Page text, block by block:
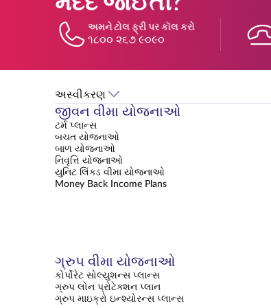
અમને ટોલ ફ્રી પર કૉલ કરો
૧૮૦૦ ૨૬૭ ૯૦૯૦
અસ્વીકરણ
જીવન વીમા યોજનાઓ
ટર્મ પ્લાન્સ
બચત યોજનાઓ
બાળ યોજનાઓ
નિવૃત્તિ યોજનાઓ
યુનિટ લિંક્ડ વીમા યોજનાઓ
Money Back Income Plans
ગ્રુપ વીમા યોજનાઓ
કોર્પોરેટ સોલ્યુશન્સ પ્લાન્સ
ગ્રુપ લોન પ્રોટેક્શન પ્લાન
ગ્રુપ માઇક્રો ઇન્શ્યોરન્સ પ્લાન્સ